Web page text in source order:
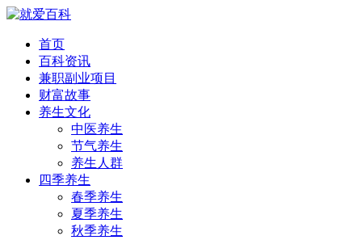
首页
百科资讯
兼职副业项目
财富故事
养生文化
中医养生
节气养生
养生人群
四季养生
春季养生
夏季养生
秋季养生